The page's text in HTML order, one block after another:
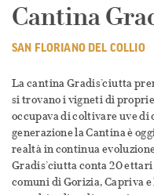
Cantina
SAN FLORIANO DEL COLLIO
La cantina Gradis’ciutta
si trovano i vigneti di
occupava di coltivare uve di
generazione la Cantina è
realtà in continua
Gradis’ciutta conta 20
comuni di Gorizia, Capriva